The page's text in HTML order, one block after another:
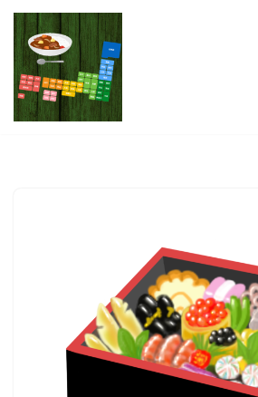
コ
ン
テ
ン